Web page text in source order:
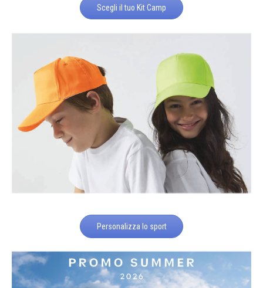
Scegli il tuo Kit Camp
Personalizza lo sport